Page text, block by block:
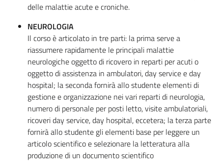
delle malattie acute e croniche.
NEUROLOGIA
Il corso è articolato in tre parti: la prima serve a
riassumere rapidamente le principali malattie
neurologiche oggetto di ricovero in reparti per acuti o
oggetto di assistenza in ambulatori, day service e day
hospital; la seconda fornirà allo studente elementi di
gestione e organizzazione nei vari reparti di neurologia,
numero di personale per posti letto, visite ambulatoriali,
ricoveri day service, day hospital, eccetera; la terza parte
fornirà allo studente gli elementi base per leggere un
articolo scientifico e selezionare la letteratura alla
produzione di un documento scientifico